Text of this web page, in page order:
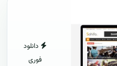
دانلود
فوری